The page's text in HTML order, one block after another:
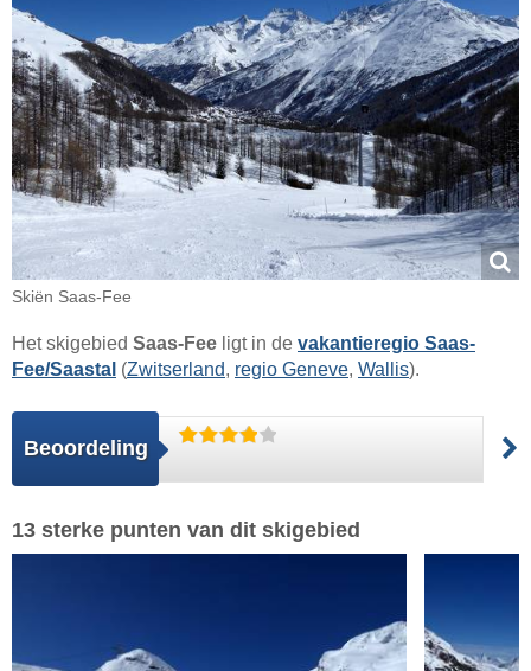
Skiën Saas-Fee
Het skigebied Saas-Fee ligt in de vakantieregio Saas-
Fee/Saastal (Zwitserland, regio Geneve, Wallis).
Beoordeling
13 sterke punten van dit skigebied